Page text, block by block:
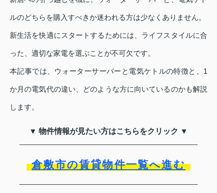
ルのどちらを購入すべきか迷われる方は少なくありません。
新生活を快適にスタートするためには、ライフスタイルに合
った、適切な家電を選ぶことが不可欠です。
本記事では、ウォーターサーバーと電気ケトルの特徴と、1
か月の電気代の違い、どのような方に向いているのかも解説
します。
▼ 物件情報が見たい方はこちらをクリック ▼
倉敷市の賃貸物件一覧へ進む